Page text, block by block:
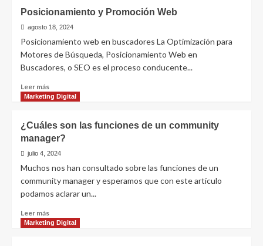
y
cómo
puedes
utilizarlo
tu
Posicionamiento y Promoción Web
agosto 18, 2024
Posicionamiento web en buscadores La Optimización para
Motores de Búsqueda, Posicionamiento Web en
Buscadores, o SEO es el proceso conducente...
Leer más
más
y
Promoción
Web
Marketing Digital
¿Cuáles son las funciones de un community
manager?
julio 4, 2024
Muchos nos han consultado sobre las funciones de un
community manager y esperamos que con este artículo
podamos aclarar un...
Leer más
más
Marketing Digital